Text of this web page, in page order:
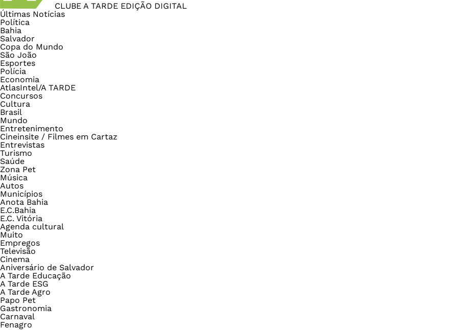
CLUBE A TARDE EDIÇÃO DIGITAL
Últimas Notícias
Política
Bahia
Salvador
Copa do Mundo
São João
Esportes
Polícia
Economia
AtlasIntel/A TARDE
Concursos
Cultura
Brasil
Mundo
Entretenimento
Cineinsite / Filmes em Cartaz
Entrevistas
Turismo
Saúde
Zona Pet
Música
Autos
Municípios
Anota Bahia
E.C.Bahia
E.C. Vitória
Agenda cultural
Muito
Empregos
Televisão
Cinema
Aniversário de Salvador
A Tarde Educação
A Tarde ESG
A Tarde Agro
Papo Pet
Gastronomia
Carnaval
Fenagro